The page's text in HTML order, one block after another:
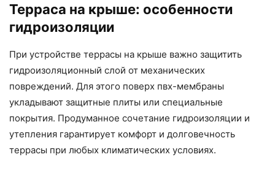
Терраса на крыше: особенности
гидроизоляции
При устройстве террасы на крыше важно защитить
гидроизоляционный слой от механических
повреждений. Для этого поверх пвх-мембраны
укладывают защитные плиты или специальные
покрытия. Продуманное сочетание гидроизоляции и
утепления гарантирует комфорт и долговечность
террасы при любых климатических условиях.